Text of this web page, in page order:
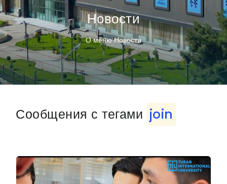
ОЛИМПИАДА
Новости
О меню Новости
Сообщения с тегами join